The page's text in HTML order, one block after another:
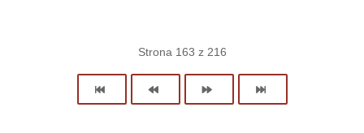
Strona 163 z 216